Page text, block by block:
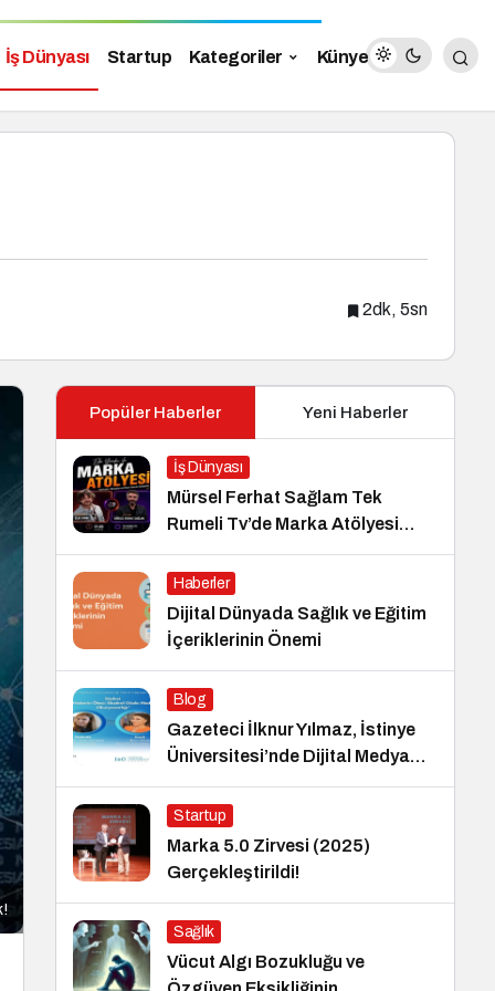
İş Dünyası Startup Kategoriler Künye
2dk, 5sn
Popüler Haberler Yeni Haberler
İş Dünyası
Mürsel Ferhat Sağlam Tek
Rumeli Tv’de Marka Atölyesi
Programına Konuk Oldu
Haberler
Dijital Dünyada Sağlık ve Eğitim
İçeriklerinin Önemi
Blog
Gazeteci İlknur Yılmaz, İstinye
Üniversitesi’nde Dijital Medya
Okuryazarlığı Dersinin Konuğu
Oldu
Startup
Marka 5.0 Zirvesi (2025)
Gerçekleştirildi!
Sağlık
Vücut Algı Bozukluğu ve